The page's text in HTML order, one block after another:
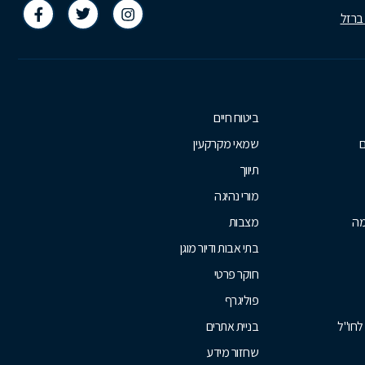
לחו"ל
ביטוח חיים
שמאי מקרקעין
תיווך
מורי נהיגה
מצבות
בתי אבות ודיור מוגן
חוקר פרטי
פוליגרף
בניית אתרים
שחזור מידע